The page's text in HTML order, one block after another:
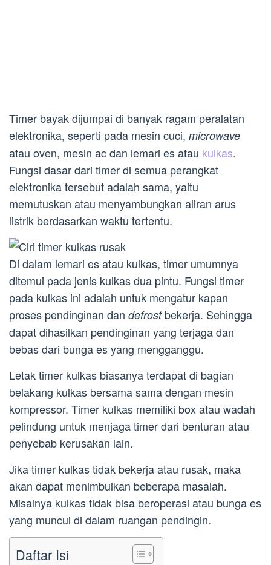
Timer bayak dijumpai di banyak ragam peralatan
elektronika, seperti pada mesin cuci, microwave
atau oven, mesin ac dan lemari es atau kulkas.
Fungsi dasar dari timer di semua perangkat
elektronika tersebut adalah sama, yaitu
memutuskan atau menyambungkan aliran arus
listrik berdasarkan waktu tertentu.
Di dalam lemari es atau kulkas, timer umumnya
ditemui pada jenis kulkas dua pintu. Fungsi timer
pada kulkas ini adalah untuk mengatur kapan
proses pendinginan dan defrost bekerja. Sehingga
dapat dihasilkan pendinginan yang terjaga dan
bebas dari bunga es yang mengganggu.
Letak timer kulkas biasanya terdapat di bagian
belakang kulkas bersama sama dengan mesin
kompressor. Timer kulkas memiliki box atau wadah
pelindung untuk menjaga timer dari benturan atau
penyebab kerusakan lain.
Jika timer kulkas tidak bekerja atau rusak, maka
akan dapat menimbulkan beberapa masalah.
Misalnya kulkas tidak bisa beroperasi atau bunga es
yang muncul di dalam ruangan pendingin.
Daftar Isi